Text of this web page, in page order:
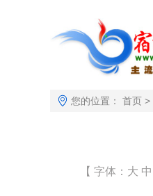
您的位置： 首页 >
【 字体： 大 中